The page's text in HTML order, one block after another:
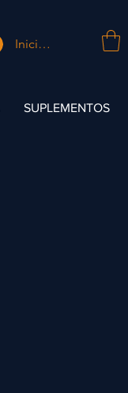
Iniciar sesión
SUPLEMENTOS